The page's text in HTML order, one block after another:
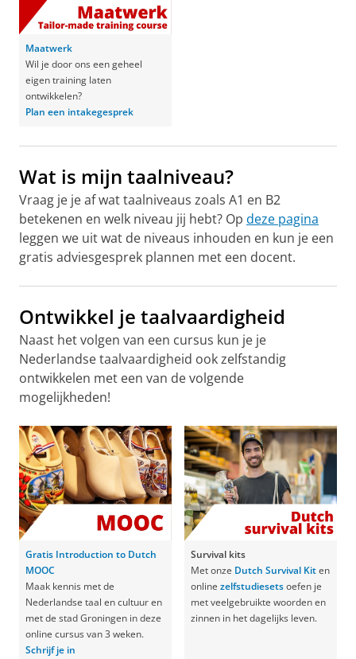
Maatwerk
Wil je door ons een geheel
eigen training laten
ontwikkelen?
Plan een intakegesprek
Wat is mijn taalniveau?
Vraag je je af wat taalniveaus zoals A1 en B2
betekenen en welk niveau jij hebt? Op deze pagina
leggen we uit wat de niveaus inhouden en kun je een
gratis adviesgesprek plannen met een docent.
Ontwikkel je taalvaardigheid
Naast het volgen van een cursus kun je je
Nederlandse taalvaardigheid ook zelfstandig
ontwikkelen met een van de volgende
mogelijkheden!
Gratis Introduction to Dutch
MOOC
Maak kennis met de
Nederlandse taal en cultuur en
met de stad Groningen in deze
online cursus van 3 weken.
Schrijf je in
Survival kits
Met onze Dutch Survival Kiten
online zelfstudiesetsoefen je
met veelgebruikte woorden en
zinnen in het dagelijks leven.